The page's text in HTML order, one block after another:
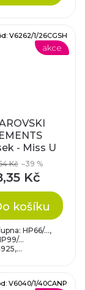
akce
- Miss U
crystal
shadow,
Kč –39 %
Kč
košíku
HP66/...,
...
V6262/1/26CGSH
V6040/1/40CANP